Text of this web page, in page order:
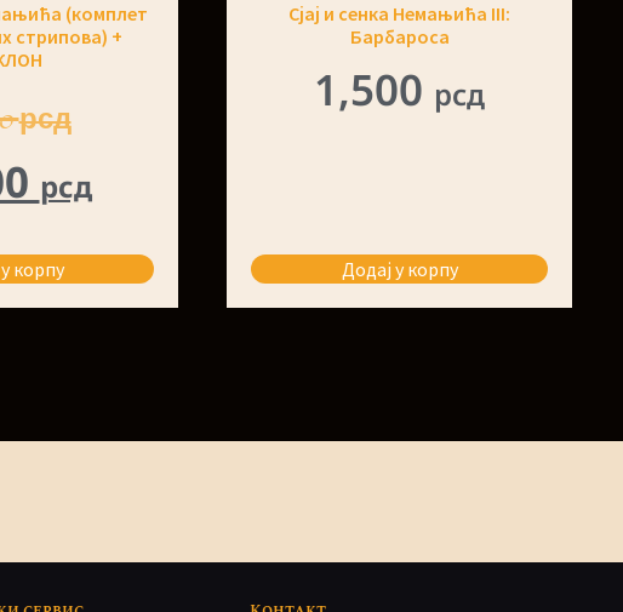
(комплет
стрипова) +
рсд
рсд
корпу
Сјај и сенка Немањића III:
Барбаросa
1,500 рсд
Додај у корпу